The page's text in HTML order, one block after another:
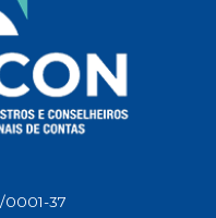
0001-37